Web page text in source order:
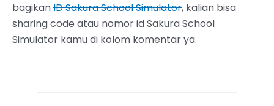
bagikanID Sakura School Simulator, kalian bisa
sharing code atau nomor id Sakura School
Simulator kamu di kolom komentar ya.